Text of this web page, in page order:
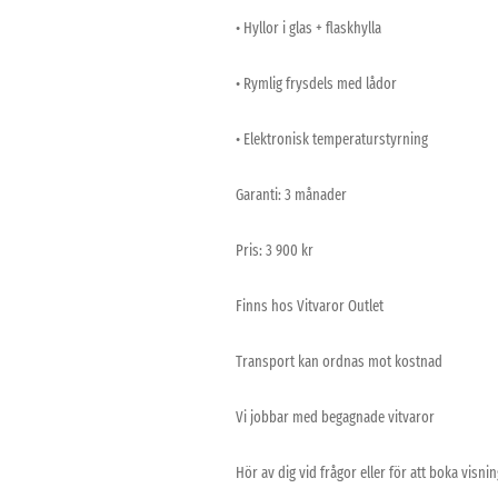
• Hyllor i glas + flaskhylla
• Rymlig frysdels med lådor
• Elektronisk temperaturstyrning
Garanti: 3 månader
Pris: 3 900 kr
Finns hos Vitvaror Outlet
Transport kan ordnas mot kostnad
Vi jobbar med begagnade vitvaror
Hör av dig vid frågor eller för att boka